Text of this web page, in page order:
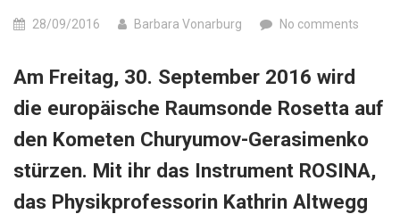
28/09/2016 Barbara Vonarburg No comments
Am Freitag, 30. September 2016 wird
die europäische Raumsonde Rosetta auf
den Kometen Churyumov-Gerasimenko
stürzen. Mit ihr das Instrument ROSINA,
das Physikprofessorin Kathrin Altwegg